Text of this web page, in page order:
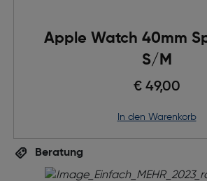
Apple Watch 40mm
S/M
€ 49,00
in den Warenkorb
Beratung